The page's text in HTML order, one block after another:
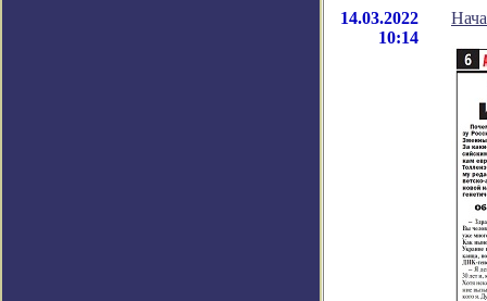
14.03.2022
10:14